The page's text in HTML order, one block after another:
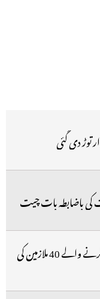
توڑ دی گئی
کی باضابطہ بات چیت
ایک آدھار سے دو تنخواہیں حاصل کرنے والے 40 ملازمین کی